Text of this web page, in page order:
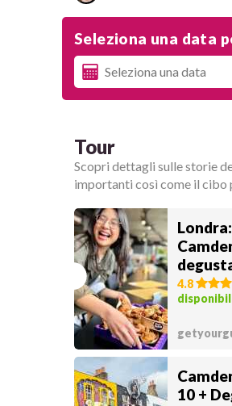
Seleziona una data
Tour
Scopri dettagli sulle storie
importanti così come il cibo
4.8
10 +